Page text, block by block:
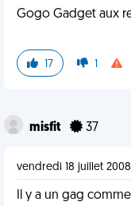
Gogo Gadget aux
17 1
misfit 37
vendredi 18 juillet 2008
Il y a un gag